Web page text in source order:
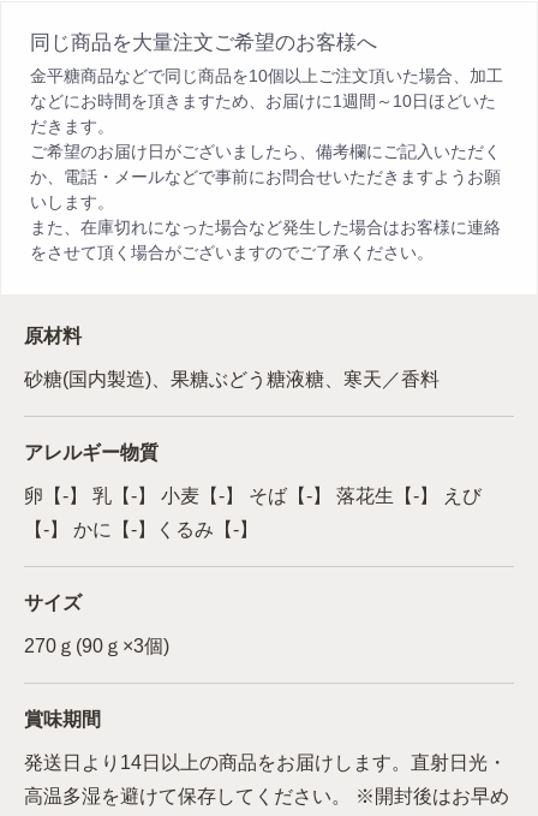
同じ商品を大量注文ご希望のお客様へ
金平糖商品などで同じ商品を10個以上ご注文頂いた場合、加工
などにお時間を頂きますため、お届けに1週間～10日ほどいた
だきます。
ご希望のお届け日がございましたら、備考欄にご記入いただく
か、電話・メールなどで事前にお問合せいただきますようお願
いします。
また、在庫切れになった場合など発生した場合はお客様に連絡
をさせて頂く場合がございますのでご了承ください。
原材料
砂糖(国内製造)、果糖ぶどう糖液糖、寒天／香料
アレルギー物質
卵【-】 乳【-】 小麦【-】 そば【-】 落花生【-】 えび
【-】 かに【-】くるみ【-】
サイズ
270ｇ(90ｇ×3個)
賞味期間
発送日より14日以上の商品をお届けします。直射日光・
高温多湿を避けて保存してください。 ※開封後はお早め